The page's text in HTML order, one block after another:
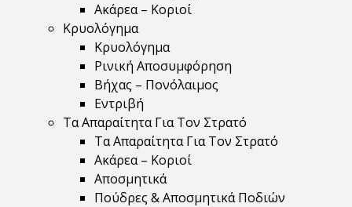
Ακάρεα – Κοριοί
Κρυολόγημα
Κρυολόγημα
Ρινική Αποσυμφόρηση
Βήχας – Πονόλαιμος
Εντριβή
Τα Απαραίτητα Για Τον Στρατό
Τα Απαραίτητα Για Τον Στρατό
Ακάρεα – Κοριοί
Αποσμητικά
Πούδρες & Αποσμητικά Ποδιών